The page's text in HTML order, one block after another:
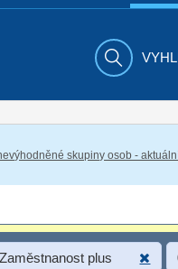
skupiny osob -
plus